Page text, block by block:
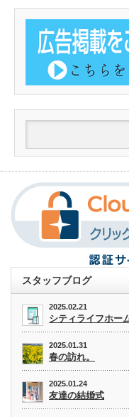
スタッフブログ
2025.02.21
シティライフホ
2025.01.31
春の訪れ。
2025.01.24
友達の結婚式